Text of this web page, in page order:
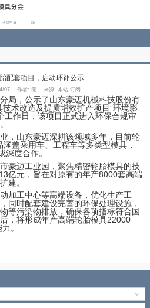
网站登录 会员申请 EN
讯
亿元轮胎配套项目，启动环评公示
间：2026/04/07 作者: 无 来源: 本站订阅
高密分局，公示了山东豪迈
胎模具技术改造及提质增效
为5个工作日，该项目正式
性建设。
头企业，山东豪迈深耕该领
，产品涵盖乘用车、工程车
业达成深度合作。
高密市豪迈工业园，聚焦精
资1.13亿元，旨在对原有的
轴联动加工中心等高端设备
效率，同时配套建设完善的
体废物等污染物排放，确保
建成后，将形成年产高端轮
生产能力。